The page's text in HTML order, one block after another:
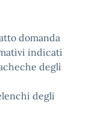
domanda
indicati
degli
degli